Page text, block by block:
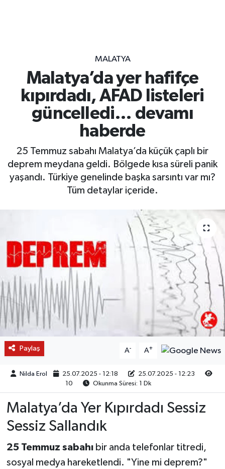
MALATYA
Malatya’da yer hafifçe
kıpırdadı, AFAD listeleri
güncelledi… devamı
haberde
25 Temmuz sabahı Malatya’da küçük çaplı bir
deprem meydana geldi. Bölgede kısa süreli panik
yaşandı. Türkiye genelinde başka sarsıntı var mı?
Tüm detaylar içeride.
Paylaş A- A+
Nilda Erol 25.07.2025 - 12:18
25.07.2025 - 12:23
10
Okunma Süresi: 1 Dk
Malatya’da Yer Kıpırdadı Sessiz
Sessiz Sallandık
25 Temmuz sabahıbir anda telefonlar titredi,
sosyal medya hareketlendi. "Yine mi deprem?"